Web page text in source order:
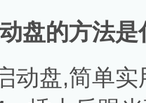
盘的方法是
盘,简单实